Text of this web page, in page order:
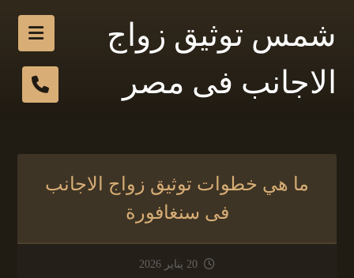
شمس توثيق زواج
الاجانب فى مصر
ما هي خطوات توثيق زواج الاجانب
فى سنغافورة
20 يناير 2026